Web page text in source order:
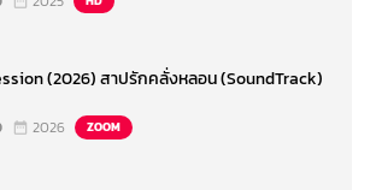
(2026) สาปรักคลั่งหลอน (SoundTrack)
2026 ZOOM